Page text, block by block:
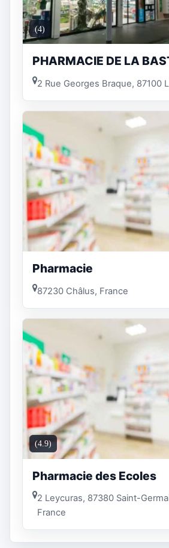
(4)
PHARMACIE DE LA
2 Rue Georges Braque, 87100
Pharmacie
87230 Châlus, France
(4.9)
Pharmacie des Ecoles
2 Leycuras, 87380 Saint-
France